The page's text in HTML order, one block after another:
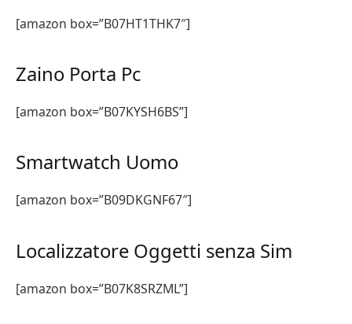
[amazon box=”B07HT1THK7″]
Zaino Porta Pc
[amazon box=”B07KYSH6BS”]
Smartwatch Uomo
[amazon box=”B09DKGNF67″]
Localizzatore Oggetti senza Sim
[amazon box=”B07K8SRZML”]